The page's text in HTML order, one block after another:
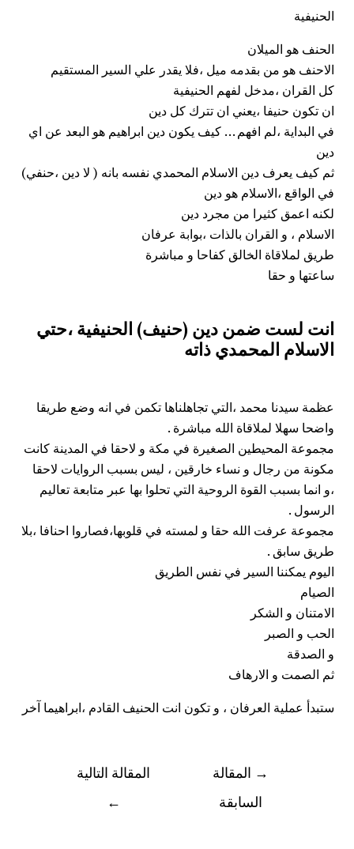
الحنيفية
الحنف هو الميلان
الاحنفهو من بقدمه ميل ،فلا يقدر علي السير المستقيم
كل القران ،مدخل لفهم الحنيفية
ان تكون حنيفا ،يعني ان تترك كل دين
في البداية ،لم افهم … كيف يكون دين ابراهيم هو البعد عن اي
دين
ثم كيف يعرفدين الاسلام المحمدي نفسه بانه ( لا دين ،حنفي)
في الواقع ،الاسلام هو دين
لكنه اعمق كثيرا من مجرد دين
الاسلام ، و القران بالذات ،بوابة عرفان
طريق لملاقاة الخالق كفاحا و مباشرة
ساعتها و حقا
انت لست ضمن دين (حنيف) الحنيفية ،حتي
الاسلام المحمدي ذاته
عظمة سيدنا محمد ،التي تجاهلناها تكمن في انه وضع طريقا
واضحا سهلا لملاقاة الله مباشرة .
مجموعة المحيطين الصغيرة في مكة و لاحقا في المدينة كانت
مكونة من رجال و نساء خارقين ، ليس بسبب الروايات لاحقا
،و انما بسبب القوة الروحية التي تحلوا بها عبر متابعة تعاليم
الرسول .
مجموعة عرفت الله حقا و لمسته في قلوبها،فصاروا احنافا ،بلا
طريق سابق .
اليوم يمكننا السير في نفس الطريق
الصيام
الامتنان و الشكر
الحب و الصبر
و الصدقة
ثم الصمت و الارهاف
ستبدأ عملية العرفان ، و تكون انت الحنيف القادم ،ابراهيما آخر
→ المقالة
السابقة
المقالة التالية
←